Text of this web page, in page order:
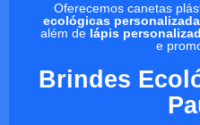
Oferecemos canetas
ecológicas
além de lápis
e
Brindes